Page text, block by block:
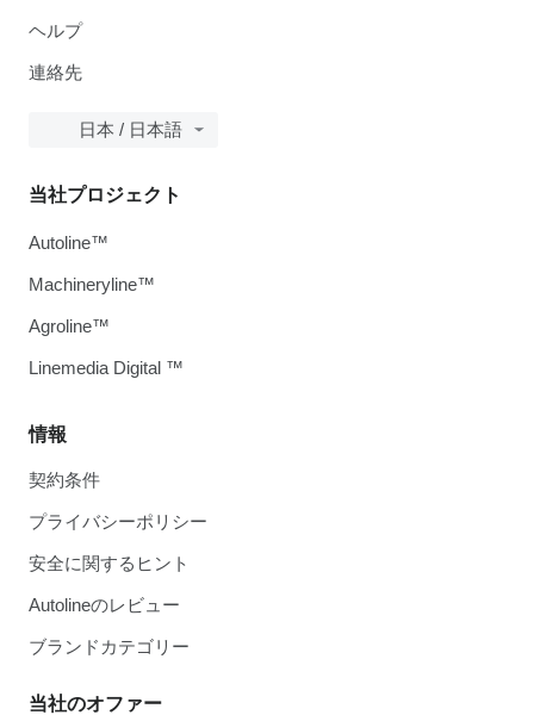
ヘルプ
連絡先
日本 / 日本語
情報
契約条件
プライバシーポリシー
安全に関するヒント
Autolineのレビュー
ブランドカテゴリー
当社のオファー
当社プロジェクト
Autoline™
Machineryline™
Agroline™
Linemedia Digital ™